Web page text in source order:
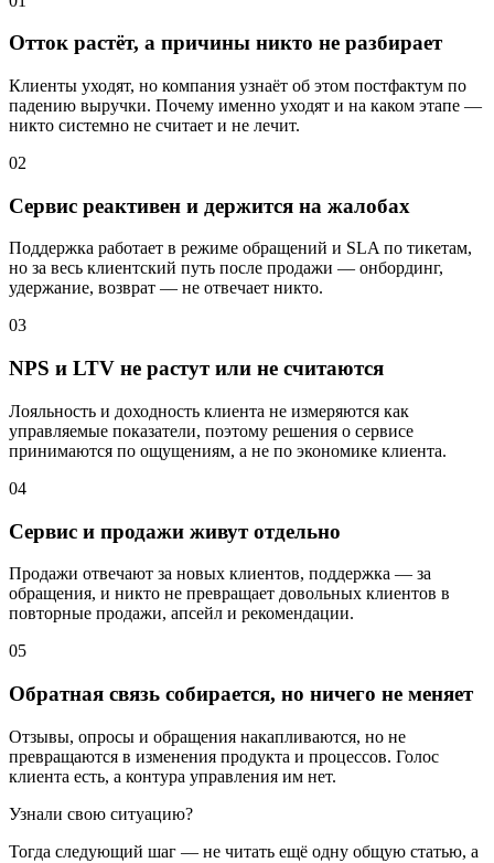
Отток растёт, а причины никто не разбирает
Клиенты уходят, но компания узнаёт об этом постфактум по
падению выручки. Почему именно уходят и на каком этапе —
никто системно не считает и не лечит.
02
Сервис реактивен и держится на жалобах
Поддержка работает в режиме обращений и SLA по тикетам,
но за весь клиентский путь после продажи — онбординг,
удержание, возврат — не отвечает никто.
03
NPS и LTV не растут или не считаются
Лояльность и доходность клиента не измеряются как
управляемые показатели, поэтому решения о сервисе
принимаются по ощущениям, а не по экономике клиента.
04
Сервис и продажи живут отдельно
Продажи отвечают за новых клиентов, поддержка — за
обращения, и никто не превращает довольных клиентов в
повторные продажи, апсейл и рекомендации.
05
Обратная связь собирается, но ничего не меняет
Отзывы, опросы и обращения накапливаются, но не
превращаются в изменения продукта и процессов. Голос
клиента есть, а контура управления им нет.
Узнали свою ситуацию?
Тогда следующий шаг — не читать ещё одну общую статью, а